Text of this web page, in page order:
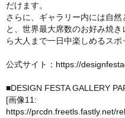
だけます。
さらに、ギャラリー内には自
と、世界最大席数のお好み焼
ら大人まで一日中楽しめるスポ
公式サイト： https://
■DESIGN FESTA GALLERY
[画像11:
https://prcdn.freetls.fastly.net/